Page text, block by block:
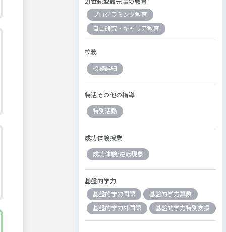
プログラミング教育
自由研究・キャリア教育
校務
校務詳細
特活その他の指導
特別活動
成功体験授業
成功体験/逆転現象
基盤的学力
基盤的学力国語
基盤的学力算数
基盤的学力外国語
基盤的学力特別支援